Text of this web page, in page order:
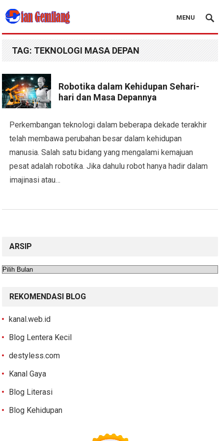
Blog Dian Gemilang
MENU
TAG: TEKNOLOGI MASA DEPAN
Robotika dalam Kehidupan Sehari-
hari dan Masa Depannya
Perkembangan teknologi dalam beberapa dekade terakhir
telah membawa perubahan besar dalam kehidupan
manusia. Salah satu bidang yang mengalami kemajuan
pesat adalah robotika. Jika dahulu robot hanya hadir dalam
imajinasi atau…
ARSIP
Arsip
REKOMENDASI BLOG
kanal.web.id
Blog Lentera Kecil
destyless.com
Kanal Gaya
Blog Literasi
Blog Kehidupan